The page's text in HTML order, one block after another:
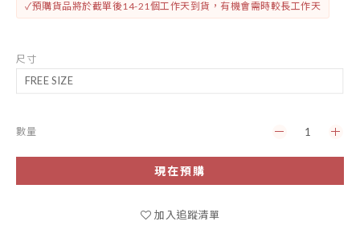
✓預購貨品將於截單後14-21個工作天到貨，有機會需時較長工作天
尺寸
數量
現在預購
加入追蹤清單